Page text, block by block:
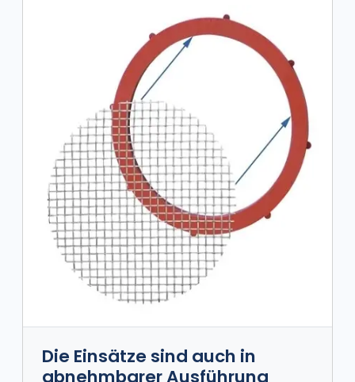
Die Einsätze sind auch in
abnehmbarer Ausführung